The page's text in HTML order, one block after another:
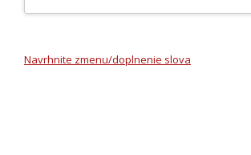
Navrhnite zmenu/doplnenie slova